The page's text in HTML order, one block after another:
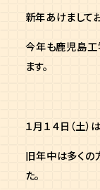
新年あけまして
今年も鹿児島工
ます。
１月１４日（土）
旧年中は多くの
た。